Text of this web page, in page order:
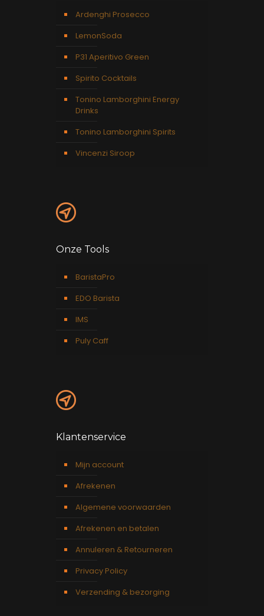
Ardenghi Prosecco
LemonSoda
P31 Aperitivo Green
Spirito Cocktails
Tonino Lamborghini Energy
Drinks
Tonino Lamborghini Spirits
Vincenzi Siroop
Onze Tools
BaristaPro
EDO Barista
IMS
Puly Caff
Klantenservice
Mijn account
Afrekenen
Algemene voorwaarden
Afrekenen en betalen
Annuleren & Retourneren
Privacy Policy
Verzending & bezorging